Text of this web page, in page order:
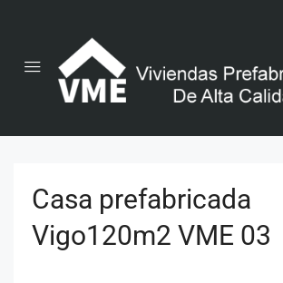
Casa prefabricada
Vigo120m2 VME 03